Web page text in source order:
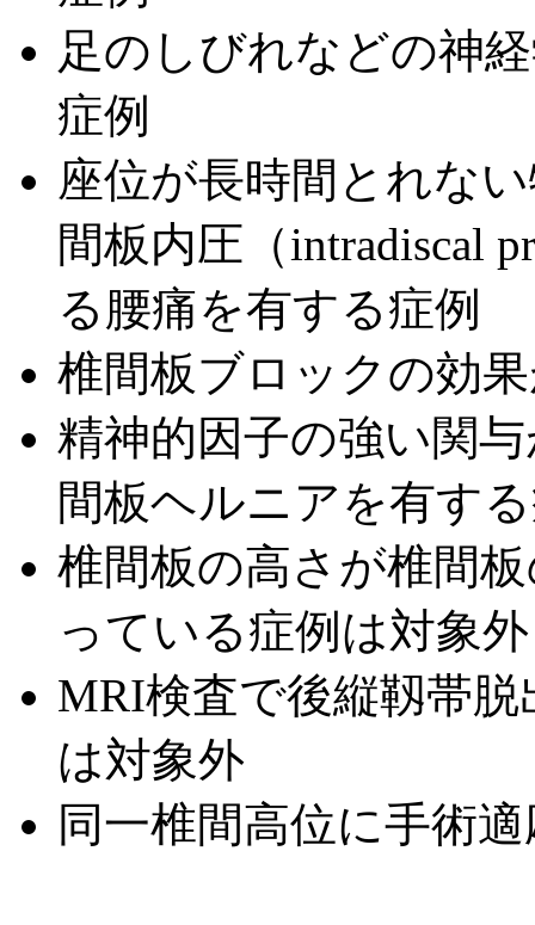
足のしびれなどの神
症例
座位が長時間とれな
間板内圧（intradiscal
る腰痛を有する症例
椎間板ブロックの効
精神的因子の強い関
間板ヘルニアを有す
椎間板の高さが椎間
っている症例は対象外
MRI検査で後縦靱帯
は対象外
同一椎間高位に手術